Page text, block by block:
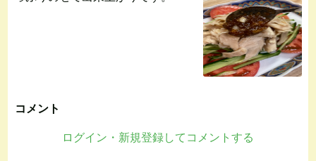
コメント
ログイン・新規登録してコメントする